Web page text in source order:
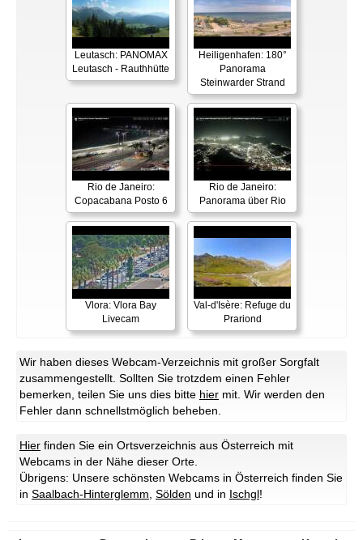
Leutasch: PANOMAX
Leutasch - Rauthhütte
Heiligenhafen: 180°
Panorama
Steinwarder Strand
Rio de Janeiro:
Copacabana Posto 6
Rio de Janeiro:
Panorama über Rio
Vlora: Vlora Bay
Livecam
Val-d'Isère: Refuge du
Prariond
Wir haben dieses Webcam-Verzeichnis mit großer Sorgfalt
zusammengestellt. Sollten Sie trotzdem einen Fehler
bemerken, teilen Sie uns dies bitte hier mit. Wir werden den
Fehler dann schnellstmöglich beheben.
Hier finden Sie ein Ortsverzeichnis aus Österreich mit
Webcams in der Nähe dieser Orte.
Übrigens: Unsere schönsten Webcams in Österreich finden Sie
in Saalbach-Hinterglemm Sölden und in Ischgl!